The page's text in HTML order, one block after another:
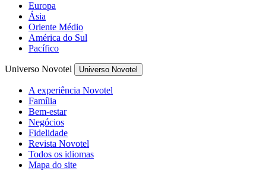
Europa
Ásia
Oriente Médio
América do Sul
Pacífico
Universo Novotel Universo Novotel
A experiência Novotel
Família
Bem-estar
Negócios
Fidelidade
Revista Novotel
Todos os idiomas
Mapa do site